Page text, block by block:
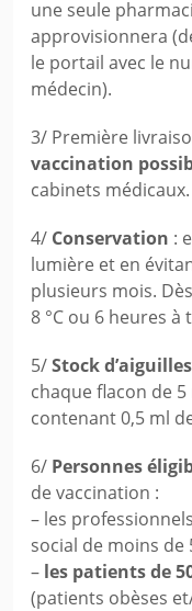
une seule
approvisionnera
le portail avec le
médecin).
3/ Première
vaccination
cabinets médicaux.
4/ Conservation :
lumière et en
plusieurs mois.
8 °C ou 6 heures
5/Stock
chaque flacon de
contenant 0,5 ml
6/ Personnes
de vaccination :
– les
social de moins de
– les patients de
(patients obèses